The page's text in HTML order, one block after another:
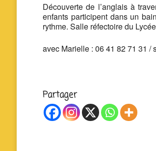
Découverte de l’anglais à
enfants participent dans un
rythme. Salle réfectoire du
avec Marielle : 06 41 82 71 31 /
Partager